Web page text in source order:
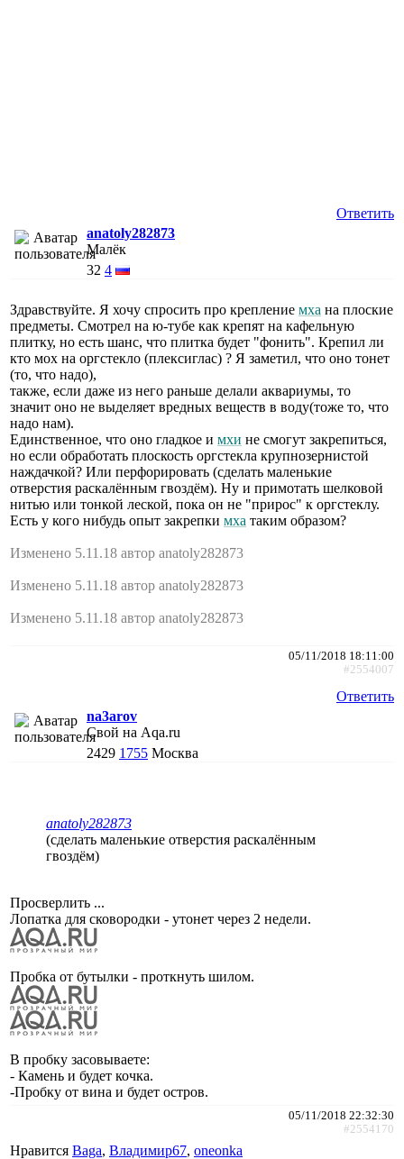
Ответить
anatoly282873
Малёк
32 4
Здравствуйте. Я хочу спросить про крепление мха на плоские
предметы. Смотрел на ю-тубе как крепят на кафельную
плитку, но есть шанс, что плитка будет "фонить". Крепил ли
кто мох на оргстекло (плексиглас) ? Я заметил, что оно тонет
(то, что надо),
также, если даже из него раньше делали аквариумы, то
значит оно не выделяет вредных веществ в воду(тоже то, что
надо нам).
Единственное, что оно гладкое и мхи не смогут закрепиться,
но если обработать плоскость оргстекла крупнозернистой
наждачкой? Или перфорировать (сделать маленькие
отверстия раскалённым гвоздём). Ну и примотать шелковой
нитью или тонкой леской, пока он не "прирос" к оргстеклу.
Есть у кого нибудь опыт закрепки мха таким образом?
Изменено 5.11.18 автор anatoly282873
Изменено 5.11.18 автор anatoly282873
Изменено 5.11.18 автор anatoly282873
05/11/2018 18:11:00
#2554007
Ответить
na3arov
Свой на Aqa.ru
2429 1755 Москва
anatoly282873
(сделать маленькие отверстия раскалённым
гвоздём)
Просверлить ...
Лопатка для сковородки - утонет через 2 недели.
Пробка от бутылки - проткнуть шилом.
В пробку засовываете:
- Камень и будет кочка.
-Пробку от вина и будет остров.
05/11/2018 22:32:30
#2554170
Нравится Baga, Владимир67, oneonka